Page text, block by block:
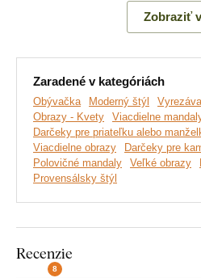
interiéru pocit vyváženosti a
Hlavné výhody
Nadčasový dizajn drevenej
Skvele sa hodí do
Jednoduchá montáž na
Zobraziť
Zaradené v kategóriách
Obývačka Moderný štýl
Obrazy - Kvety
Viacdielne
Darčeky pre priateľku alebo
Viacdielne obrazy
Darčeky pre
Polovičné mandaly
Veľké obrazy
Provensálsky štýl
Recenzie
8